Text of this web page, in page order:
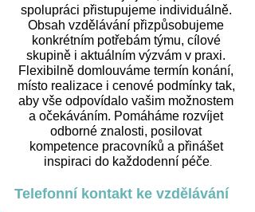
spolupráci přistupujeme individuálně.
Obsah vzdělávání přizpůsobujeme
konkrétním potřebám týmu, cílové
skupině i aktuálním výzvám v praxi.
Flexibilně domlouváme termín konání,
místo realizace i cenové podmínky tak,
aby vše odpovídalo vašim možnostem
a očekáváním. Pomáháme rozvíjet
odborné znalosti, posilovat
kompetence pracovníků a přinášet
inspiraci do každodenní péče.
Telefonní kontakt ke vzdělávání